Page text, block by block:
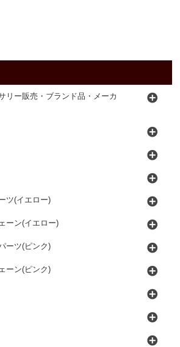
リー販売・ブランド品・メーカ
ツ(イエロー)
ーン(イエロー)
ーツ(ピンク)
ーン(ピンク)